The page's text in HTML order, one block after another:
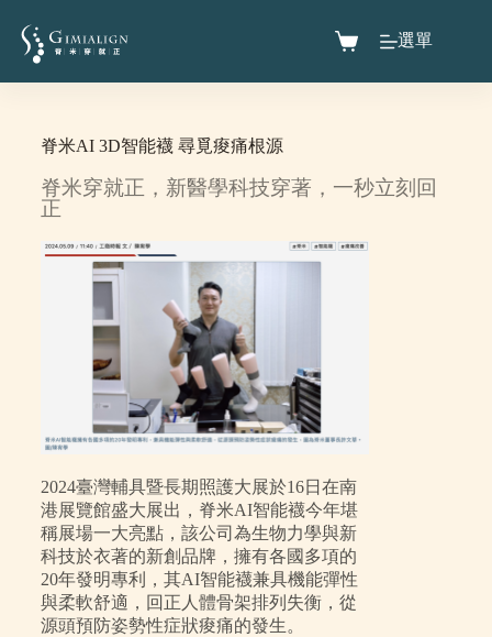
選單
脊米AI 3D智能襪 尋覓痠痛根源
脊米穿就正，新醫學科技穿著，一秒立刻回
正
2024臺灣輔具暨長期照護大展於16日在南
港展覽館盛大展出，脊米AI智能襪今年堪
稱展場一大亮點，該公司為生物力學與新
科技於衣著的新創品牌，擁有各國多項的
20年發明專利，其AI智能襪兼具機能彈性
與柔軟舒適，回正人體骨架排列失衡，從
源頭預防姿勢性症狀痠痛的發生。